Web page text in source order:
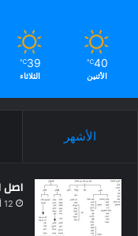
40
℃
الأثنين
39
℃
الثلاثاء
الأشهر
اصل
12 أكتوبر، 2021